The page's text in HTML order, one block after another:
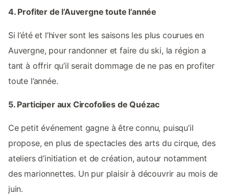
4. Profiter de l’Auvergne toute l’année
Si l’été et l’hiver sont les saisons les plus courues en
Auvergne, pour randonner et faire du ski, la région a
tant à offrir qu’il serait dommage de ne pas en profiter
toute l’année.
5. Participer aux Circofolies de Quézac
Ce petit événement gagne à être connu, puisqu’il
propose, en plus de spectacles des arts du cirque, des
ateliers d’initiation et de création, autour notamment
des marionnettes. Un pur plaisir à découvrir au mois de
juin.